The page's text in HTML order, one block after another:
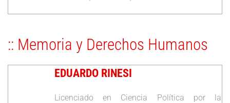
:: Memoria y Derechos Humanos
EDUARDO RINESI
Licenciado en Ciencia Política por la